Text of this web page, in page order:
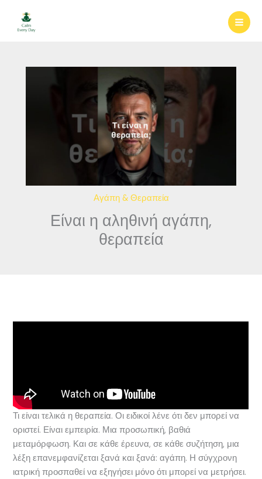
περιεχόμενο
Αγάπη & Θεραπεία
Είναι η αληθινή αγάπη,
θεραπεία
Τι είναι τελικά η θεραπεία. Οι ειδικοί λένε ότι δεν μπορεί να
οριστεί. Είναι εμπειρία. Μια προσωπική, βαθιά
μεταμόρφωση. Και σε κάθε έρευνα, σε κάθε συζήτηση, μια
λέξη επανεμφανίζεται ξανά και ξανά: αγάπη. Η σύγχρονη
ιατρική προσπαθεί να εξηγήσει μόνο ότι μπορεί να μετρήσει.